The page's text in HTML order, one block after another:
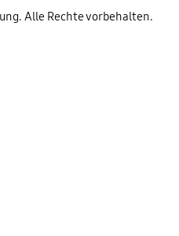
Alle Rechte vorbehalten.